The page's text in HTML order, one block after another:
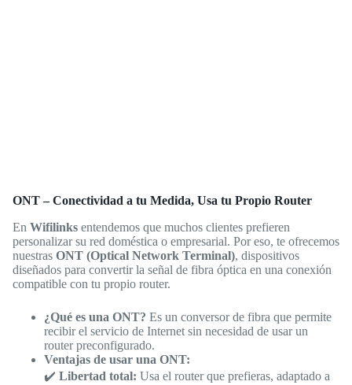
ONT – Conectividad a tu Medida, Usa tu Propio Router
En Wifilinks entendemos que muchos clientes prefieren
personalizar su red doméstica o empresarial. Por eso, te ofrecemos
nuestras ONT (Optical Network Terminal), dispositivos
diseñados para convertir la señal de fibra óptica en una conexión
compatible con tu propio router.
¿Qué es una ONT? Es un conversor de fibra que permite
recibir el servicio de Internet sin necesidad de usar un
router preconfigurado.
Ventajas de usar una ONT:
✔️ Libertad total: Usa el router que prefieras, adaptado a